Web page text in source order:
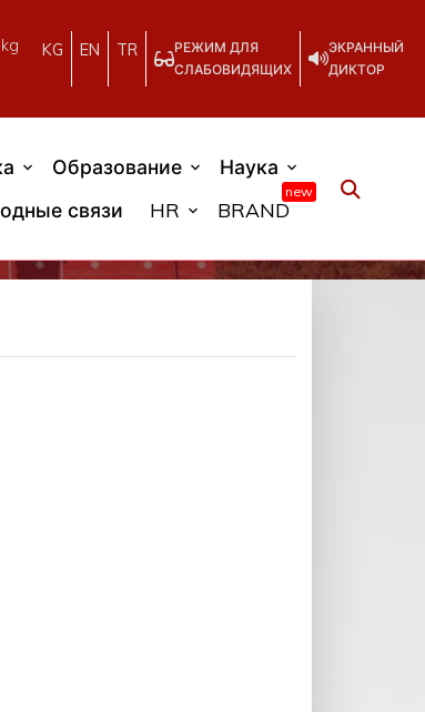
KG EN TR
РЕЖИМ ДЛЯ
СЛАБОВИДЯЩИХ
ЭКРАННЫЙ
ДИКТОР
Образование
Наука
связи
HR BRAND
new